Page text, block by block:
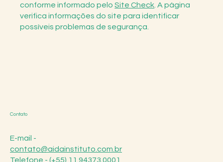
conforme informado peloSite Check . A página
verifica informações do site para identificar
possíveis problemas de segurança.
Contato
E-mail -
contato@aidainstituto.com.br
Telefone - (+55) 11 94373.0001